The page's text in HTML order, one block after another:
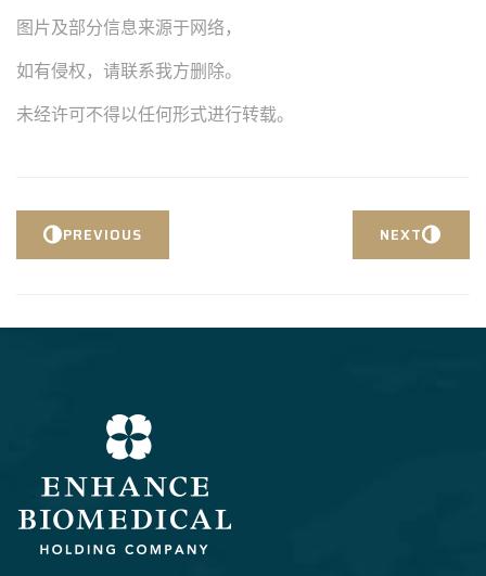
图片及部分信息来源于网络，
如有侵权，请联系我方删除。
未经许可不得以任何形式进行转载。
PREVIOUS NEXT